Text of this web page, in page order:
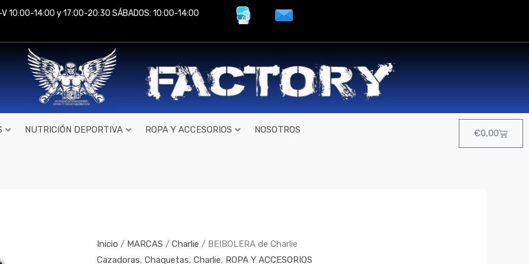
V 10:00-14:00 y 17:00-20:30 SÁBADOS: 10:00-14:00
NUTRICIÓN DEPORTIVA ROPA Y ACCESORIOS NOSOTROS €0,00Cart
Inicio / MARCAS /Charlie / BEIBOLERA de Charlie
Cazadoras,Chaquetas,Charlie, ROPA Y ACCESORIOS
cantidad